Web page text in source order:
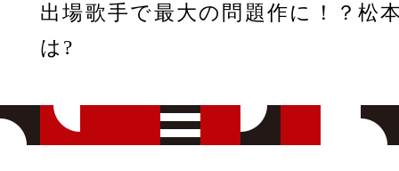
出場歌手で最大の問題作に！？松
は?